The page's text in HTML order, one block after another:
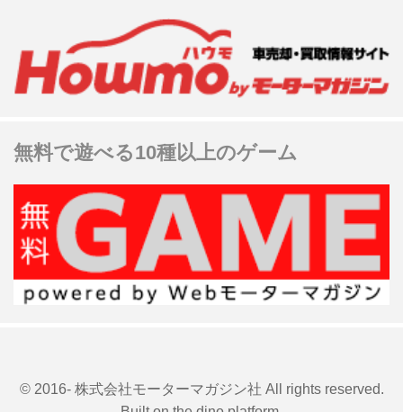
無料で遊べる10種以上のゲーム
© 2016- 株式会社モーターマガジン社 All rights reserved.